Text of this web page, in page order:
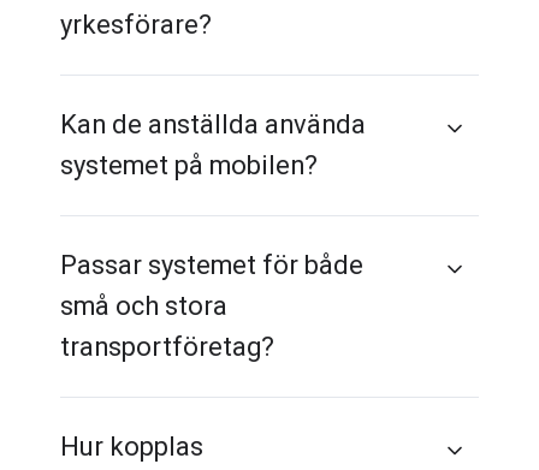
yrkesförare?
Kan de anställda använda
systemet på mobilen?
Passar systemet för både
små och stora
transportföretag?
Hur kopplas